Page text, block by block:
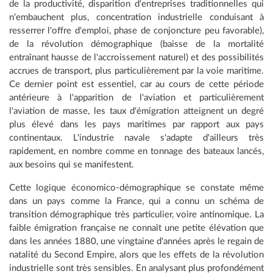
de la productivité, disparition d'entreprises traditionnelles qui
n'embauchent plus, concentration industrielle conduisant à
resserrer l'offre d'emploi, phase de conjoncture peu favorable),
de la révolution démographique (baisse de la mortalité
entraînant hausse de l'accroissement naturel) et des possibilités
accrues de transport, plus particulièrement par la voie maritime.
Ce dernier point est essentiel, car au cours de cette période
antérieure à l'apparition de l'aviation et particulièrement
l'aviation de masse, les taux d'émigration atteignent un degré
plus élevé dans les pays maritimes par rapport aux pays
continentaux. L'industrie navale s'adapte d'ailleurs très
rapidement, en nombre comme en tonnage des bateaux lancés,
aux besoins qui se manifestent.
Cette logique économico-démographique se constate même
dans un pays comme la France, qui a connu un schéma de
transition démographique très particulier, voire antinomique. La
faible émigration française ne connaît une petite élévation que
dans les années 1880, une vingtaine d'années après le regain de
natalité du Second Empire, alors que les effets de la révolution
industrielle sont très sensibles. En analysant plus profondément